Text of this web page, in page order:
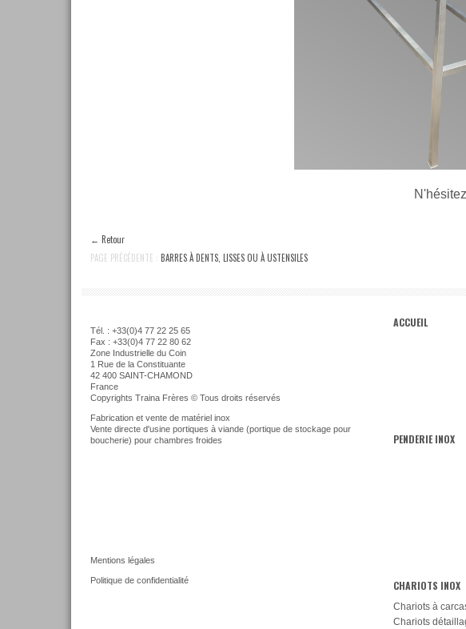
← Retour
PAGE PRÉCÉDENTE : BARRES À DENTS, LISSES OU À USTENSILES
Tél. : +33(0)4 77 22 25 65
Fax : +33(0)4 77 22 80 62
Zone Industrielle du Coin
1 Rue de la Constituante
42 400 SAINT-CHAMOND
France
Copyrights Traina Frères © Tous droits réservés
Fabrication et vente de matériel inox
Vente directe d'usine portiques à viande (portique de stockage pour
boucherie) pour chambres froides
Mentions légales
Politique de confidentialité
ACCUEIL
PENDERIE INOX
CHARIOTS INOX
Chariots à
Chariots